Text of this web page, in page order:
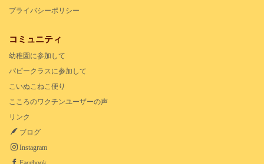
プライバシーポリシー
コミュニティ
幼稚園に参加して
パピークラスに参加して
こいぬこねこ便り
こころのワクチンユーザーの声
リンク
ブログ
Instagram